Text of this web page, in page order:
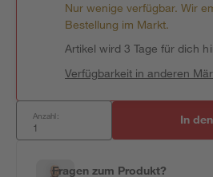
Nur wenige verfügbar. Wir
Bestellung im Markt.
Artikel wird 3 Tage für dich
Verfügbarkeit in anderen
Anzahl: In
Fragen zum Produkt?